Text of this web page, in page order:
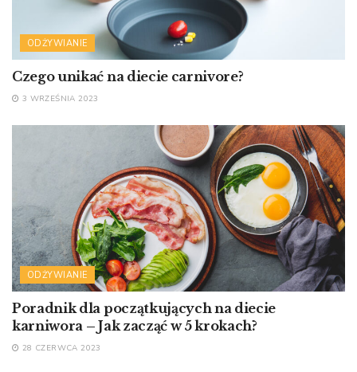
ODŻYWIANIE
Czego unikać na diecie carnivore?
3 WRZEŚNIA 2023
ODŻYWIANIE
Poradnik dla początkujących na diecie
karniwora – Jak zacząć w 5 krokach?
28 CZERWCA 2023